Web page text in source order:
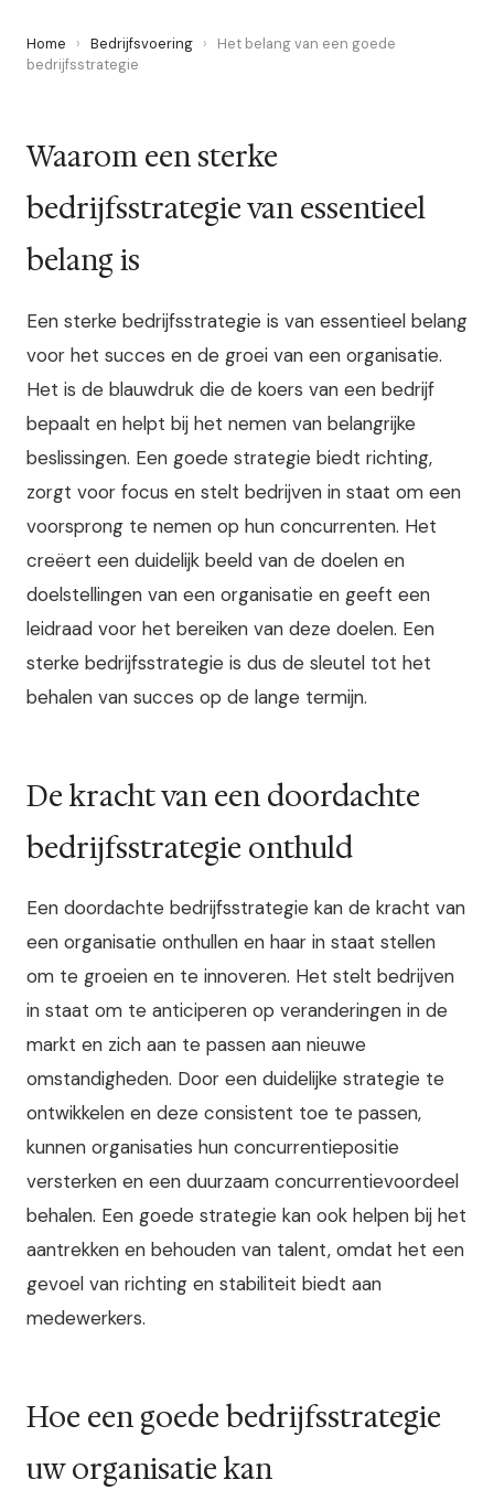
Home › Bedrijfsvoering ›
Het belang van een goede
bedrijfsstrategie
Waarom een sterke
bedrijfsstrategie van essentieel
belang is
Een sterke bedrijfsstrategie is van essentieel belang
voor het succes en de groei van een organisatie.
Het is de blauwdruk die de koers van een bedrijf
bepaalt en helpt bij het nemen van belangrijke
beslissingen. Een goede strategie biedt richting,
zorgt voor focus en stelt bedrijven in staat om een
voorsprong te nemen op hun concurrenten. Het
creëert een duidelijk beeld van de doelen en
doelstellingen van een organisatie en geeft een
leidraad voor het bereiken van deze doelen. Een
sterke bedrijfsstrategie is dus de sleutel tot het
behalen van succes op de lange termijn.
De kracht van een doordachte
bedrijfsstrategie onthuld
Een doordachte bedrijfsstrategie kan de kracht van
een organisatie onthullen en haar in staat stellen
om te groeien en te innoveren. Het stelt bedrijven
in staat om te anticiperen op veranderingen in de
markt en zich aan te passen aan nieuwe
omstandigheden. Door een duidelijke strategie te
ontwikkelen en deze consistent toe te passen,
kunnen organisaties hun concurrentiepositie
versterken en een duurzaam concurrentievoordeel
behalen. Een goede strategie kan ook helpen bij het
aantrekken en behouden van talent, omdat het een
gevoel van richting en stabiliteit biedt aan
medewerkers.
Hoe een goede bedrijfsstrategie
uw organisatie kan